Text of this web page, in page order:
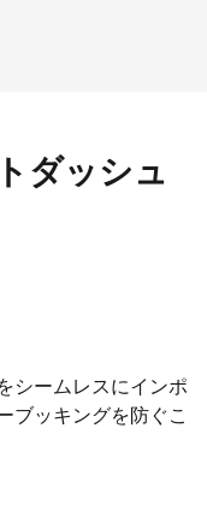
ダッシュ
シームレスにインポ
ブッキングを防ぐこ